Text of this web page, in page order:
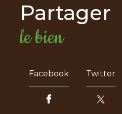
partager
le bien
Facebook Twitter